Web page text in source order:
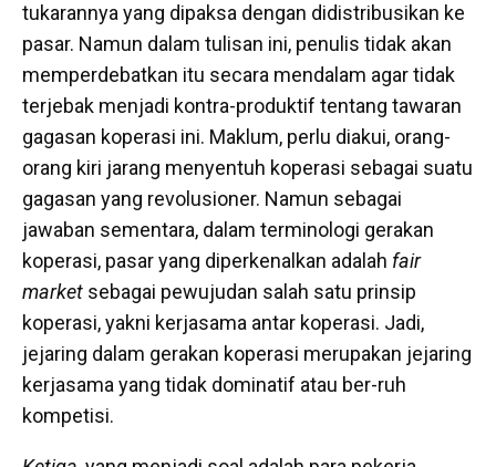
tukarannya yang dipaksa dengan didistribusikan ke
pasar. Namun dalam tulisan ini, penulis tidak akan
memperdebatkan itu secara mendalam agar tidak
terjebak menjadi kontra-produktif tentang tawaran
gagasan koperasi ini. Maklum, perlu diakui, orang-
orang kiri jarang menyentuh koperasi sebagai suatu
gagasan yang revolusioner. Namun sebagai
jawaban sementara, dalam terminologi gerakan
koperasi, pasar yang diperkenalkan adalah fair
market sebagai pewujudan salah satu prinsip
koperasi, yakni kerjasama antar koperasi. Jadi,
jejaring dalam gerakan koperasi merupakan jejaring
kerjasama yang tidak dominatif atau ber-ruh
kompetisi.